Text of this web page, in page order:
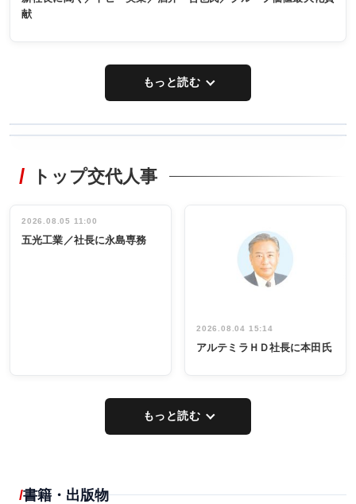
献
もっと読む
非鉄業界で
インタビュ
ー／社内ア
タックトレー
祝う 業界関
係者ら220人
出席
トップ交代人事
2026.08.05 11:00
五光工業／社長に永島専務
2026.08.04 15:14
アルテミラＨＤ社長に本田氏
もっと読む
書籍・出版物